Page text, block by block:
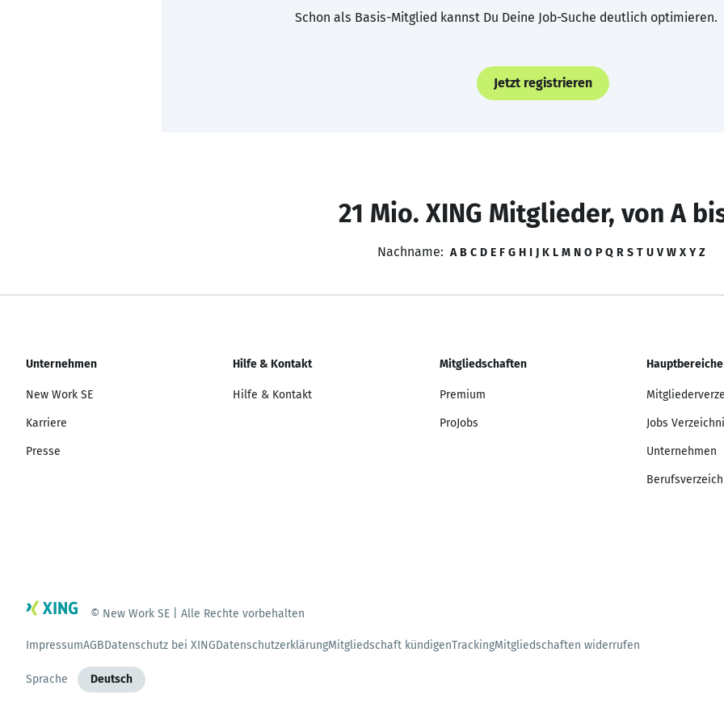
Schon als Basis-Mitglied kannst Du Deine Job-Suche deutlich optimieren.
Jetzt registrieren
21 Mio. XING Mitglieder, von A
Nachname: A B C D E F G H I J K L M N O P Q R S T U V W X Y Z
Unternehmen
New Work SE
Karriere
Presse
Hilfe & Kontakt
Hilfe & Kontakt
Mitgliedschaften
Premium
ProJobs
Hauptbereiche
Jobs
Unternehmen
© New Work SE | Alle Rechte vorbehalten
ImpressumAGBDatenschutz bei XINGDatenschutzerklärungMitgliedschaft kündigenTrackingMitgliedschaften widerrufen
Sprache Deutsch